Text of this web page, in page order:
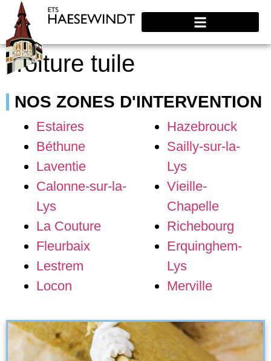
Toiture tuile
NOS ZONES D'INTERVENTION
Estaires
Béthune
Laventie
Calonne-sur-la-
Lys
La Couture
Fleurbaix
Lestrem
Locon
Hazebrouck
Sailly-sur-la-
Lys
Vieille-
Chapelle
Richebourg
Erquinghem-
Lys
Merville